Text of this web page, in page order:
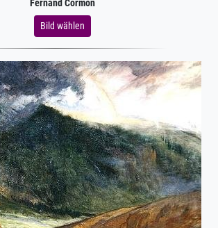
Fernand Cormon
Bild wählen